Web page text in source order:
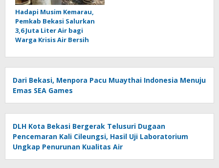
Hadapi Musim Kemarau,
Pemkab Bekasi Salurkan
3,6 Juta Liter Air bagi
Warga Krisis Air Bersih
Dari Bekasi, Menpora Pacu Muaythai Indonesia Menuju
Emas SEA Games
DLH Kota Bekasi Bergerak Telusuri Dugaan
Pencemaran Kali Cileungsi, Hasil Uji Laboratorium
Ungkap Penurunan Kualitas Air